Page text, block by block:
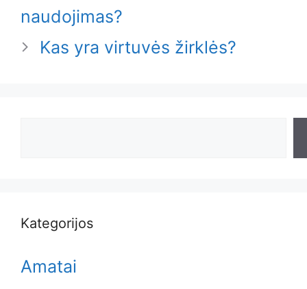
naudojimas?
Kas yra virtuvės žirklės?
Kategorijos
Amatai